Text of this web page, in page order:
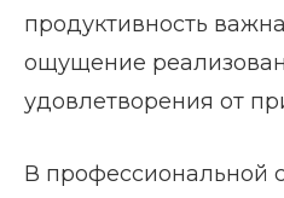
продуктивность
ощущение
удовлетворения от
В профессиональной